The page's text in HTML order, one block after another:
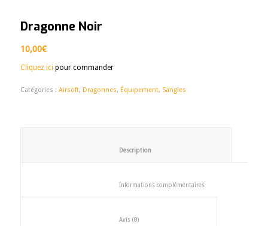
Dragonne Noir
10,00€
Cliquez ici pour commander
Catégories : Airsoft, Dragonnes, Équipement, Sangles
						Description
Informations
						Avis (0)